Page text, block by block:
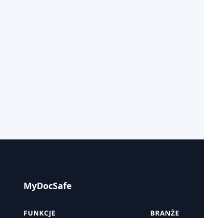
MyDocSafe
FUNKCJE BRANŻE